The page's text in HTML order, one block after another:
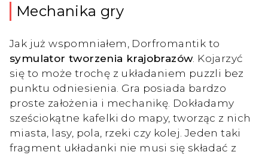
Mechanika gry
Jak już wspomniałem, Dorfromantik to
symulator tworzenia krajobrazów. Kojarzyć
się to może trochę z układaniem puzzli bez
punktu odniesienia. Gra posiada bardzo
proste założenia i mechanikę. Dokładamy
sześciokątne kafelki do mapy, tworząc z nich
miasta, lasy, pola, rzeki czy kolej. Jeden taki
fragment układanki nie musi się składać z